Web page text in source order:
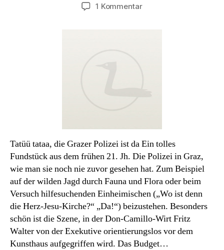
1 Kommentarzu
Tatüü tataa, die Grazer Polizei ist da Ein tolles
Fundstück aus dem frühen 21. Jh. Die Polizei in Graz,
wie man sie noch nie zuvor gesehen hat. Zum Beispiel
auf der wilden Jagd durch Fauna und Flora oder beim
Versuch hilfesuchenden Einheimischen („Wo ist denn
die Herz-Jesu-Kirche?“ „Da!“) beizustehen. Besonders
schön ist die Szene, in der Don-Camillo-Wirt Fritz
Walter von der Exekutive orientierungslos vor dem
Kunsthaus aufgegriffen wird. Das Budget…